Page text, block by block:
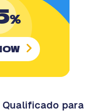
%
para